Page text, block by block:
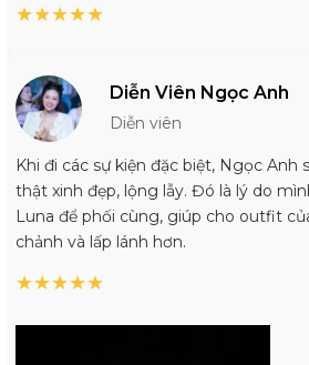
★★★★★
Diễn Viên Ngọc Anh
Diễn viên
Khi đi các sự kiện đặc biệt, Ngọc
thật xinh đẹp, lộng lẫy. Đó là lý do
Luna để phối cùng, giúp cho outfit
chảnh và lấp lánh hơn.
★★★★★